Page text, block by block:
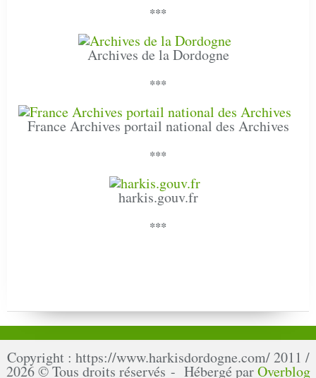
***
Archives de la Dordogne
***
France Archives portail national des Archives
***
harkis.gouv.fr
***
Copyright : https://www.harkisdordogne.com/ 2011 /
2026 © Tous droits réservés - Hébergé parOverblog